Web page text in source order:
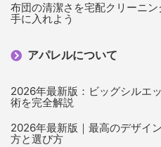
布団の清潔さを宅配クリーニ
手に入れよう
アパレルについて
2026年最新版：ビッグシルエ
術を完全解説
2026年最新版｜最高のデザイ
方と選び方